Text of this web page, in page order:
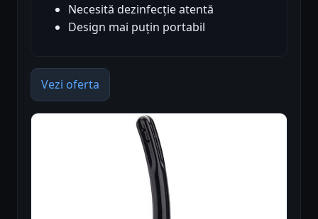
Necesită dezinfecție atentă
Design mai puțin portabil
Vezi oferta